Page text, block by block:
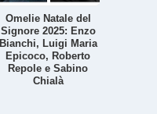
Omelie Natale del
Signore 2025: Enzo
Bianchi, Luigi Maria
Epicoco, Roberto
Repole e Sabino
Chialà